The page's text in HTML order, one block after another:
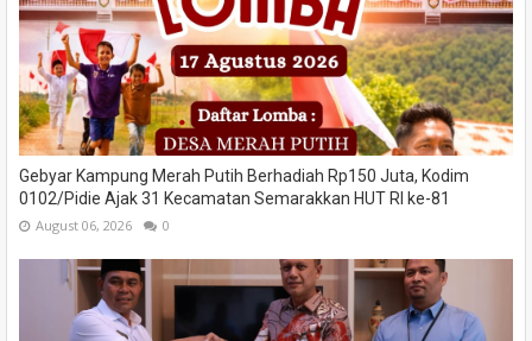
Gebyar Kampung Merah Putih Berhadiah Rp150 Juta, Kodim
0102/Pidie Ajak 31 Kecamatan Semarakkan HUT RI ke-81
August 06, 2026 0